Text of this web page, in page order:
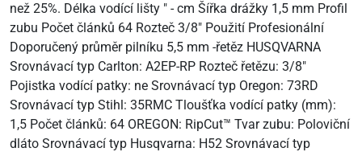
než 25%. Délka vodící lišty " - cm Šířka drážky 1,5 mm Profil
zubu Počet článků 64 Rozteč 3/8" Použití Profesionální
Doporučený průměr pilníku 5,5 mm -řetěz HUSQVARNA
Srovnávací typ Carlton: A2EP-RP Rozteč řetězu: 3/8"
Pojistka vodící patky: ne Srovnávací typ Oregon: 73RD
Srovnávací typ Stihl: 35RMC Tloušťka vodící patky (mm):
1,5 Počet článků: 64 OREGON: RipCut™ Tvar zubu: Poloviční
dláto Srovnávací typ Husqvarna: H52 Srovnávací typ